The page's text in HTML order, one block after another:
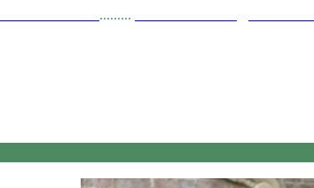
.........